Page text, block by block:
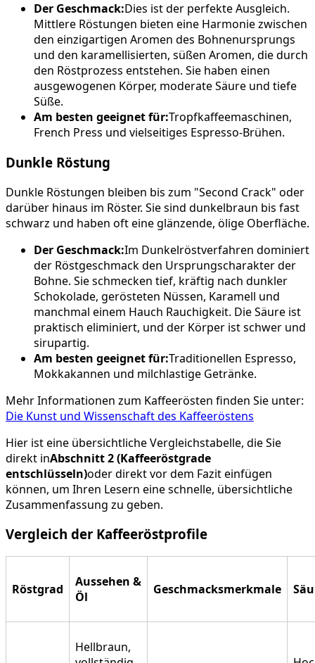
Der Geschmack:Dies ist der perfekte Ausgleich.
Mittlere Röstungen bieten eine Harmonie zwischen
den einzigartigen Aromen des Bohnenursprungs
und den karamellisierten, süßen Aromen, die durch
den Röstprozess entstehen. Sie haben einen
ausgewogenen Körper, moderate Säure und tiefe
Süße.
Am besten geeignet für:Tropfkaffeemaschinen,
French Press und vielseitiges Espresso-Brühen.
Dunkle Röstung
Dunkle Röstungen bleiben bis zum "Second Crack" oder
darüber hinaus im Röster. Sie sind dunkelbraun bis fast
schwarz und haben oft eine glänzende, ölige Oberfläche.
Der Geschmack:Im Dunkelröstverfahren dominiert
der Röstgeschmack den Ursprungscharakter der
Bohne. Sie schmecken tief, kräftig nach dunkler
Schokolade, gerösteten Nüssen, Karamell und
manchmal einem Hauch Rauchigkeit. Die Säure ist
praktisch eliminiert, und der Körper ist schwer und
sirupartig.
Am besten geeignet für:Traditionellen Espresso,
Mokkakannen und milchlastige Getränke.
Mehr Informationen zum Kaffeerösten finden Sie unter:
Die Kunst und Wissenschaft des Kaffeeröstens
Hier ist eine übersichtliche Vergleichstabelle, die Sie
direkt inAbschnitt 2 (Kaffeeröstgrade
entschlüsseln)oder direkt vor dem Fazit einfügen
können, um Ihren Lesern eine schnelle, übersichtliche
Zusammenfassung zu geben.
Vergleich der Kaffeeröstprofile
Röstgrad
Aussehen &
Öl
Geschmacksmerkmale
Hellbraun,